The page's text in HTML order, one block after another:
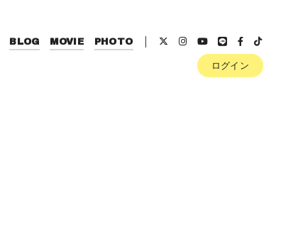
BLOG MOVIE PHOTO
ログイン